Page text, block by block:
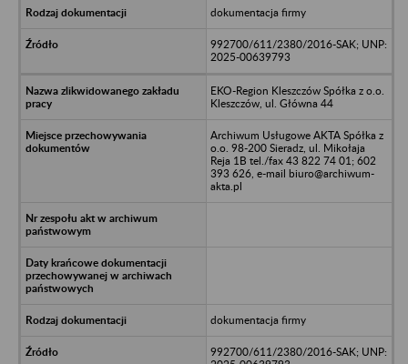
dokumentacja firmy
992700/611/2380/2016-SAK; UNP:
2025-00639793
EKO-Region Kleszczów Spółka z o.o.
Kleszczów, ul. Główna 44
Archiwum Usługowe AKTA Spółka z
o.o. 98-200 Sieradz, ul. Mikołaja
Reja 1B tel./fax 43 822 74 01; 602
393 626, e-mail biuro@archiwum-
akta.pl
dokumentacja firmy
992700/611/2380/2016-SAK; UNP: